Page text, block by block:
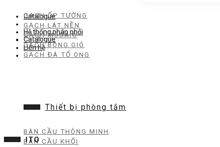
Catalogue
Hệ thống phân phối
Liên hệ
Catalogue
GẠCH ỐP TƯỜNG
GẠCH LÁT NỀN
GẠCH MOSAIC
GẠCH BÔNG GIÓ
GẠCH ĐÁ TỔ ONG
Thiết bị phòng tắm
BÀN CẦU THÔNG MINH
BÀN CẦU KHỐI
ITO